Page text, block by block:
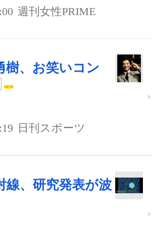
週刊女性PRIME
樹、お笑いコン
日刊スポーツ
線、研究発表が波